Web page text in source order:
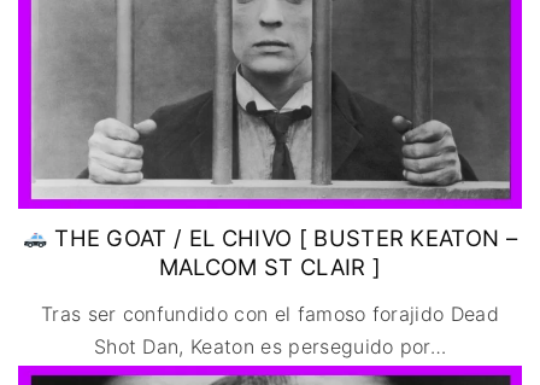
THE GOAT / EL CHIVO [ BUSTER KEATON –
MALCOM ST CLAIR ]
Tras ser confundido con el famoso forajido Dead
Shot Dan, Keaton es perseguido por…